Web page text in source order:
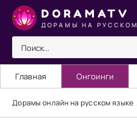
DORAMATV
ДОРАМЫ НА РУССКОМ
Главная Онгоинги
Дорамы онлайн на русском языке